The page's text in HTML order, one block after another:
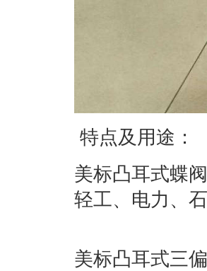
特点及用途：
美标凸耳式蝶
轻工、电力、
美标凸耳式三